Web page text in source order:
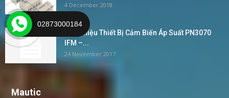
4 December 2018
Giới Thiệu Thiết Bị Cảm Biến Áp Suất PN3070
IFM –...
24 November 2017
Mautic
02873000184